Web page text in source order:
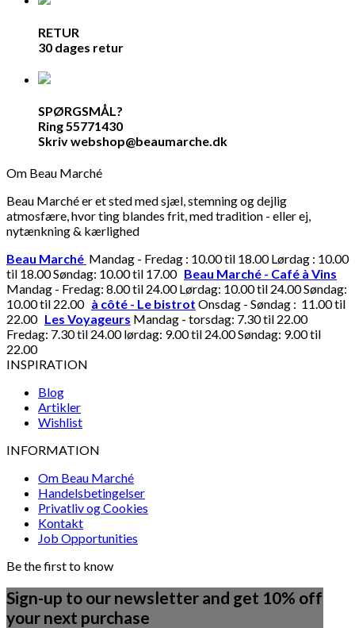
RETUR
30 dages retur
SPØRGSMÅL?
Ring 55771430
Skriv webshop@beaumarche.dk
Om Beau Marché
Beau Marché er et sted med sjæl, stemning og dejlig
atmosfære, hvor ting blandes frit, med tradition - eller ej,
nytænkning & kærlighed
Beau Marché Mandag - Fredag : 10.00 til 18.00 Lørdag : 10.00
til 18.00 Søndag: 10.00 til 17.00 Beau Marché - Café à Vins
Mandag - Fredag: 8.00 til 24.00 Lørdag: 10.00 til 24.00 Søndag:
10.00 til 22.00 à côté - Le bistrot Onsdag - Søndag : 11.00 til
22.00 Les Voyageurs Mandag - torsdag: 7.30 til 22.00
Fredag: 7.30 til 24.00 lørdag: 9.00 til 24.00 Søndag: 9.00 til
22.00
INSPIRATION
Blog
Artikler
Wishlist
INFORMATION
Om Beau Marché
Handelsbetingelser
Privatliv og Cookies
Kontakt
Job Opportunities
Be the first to know
Sign-up to our newsletter and get 10% off
your next purchase